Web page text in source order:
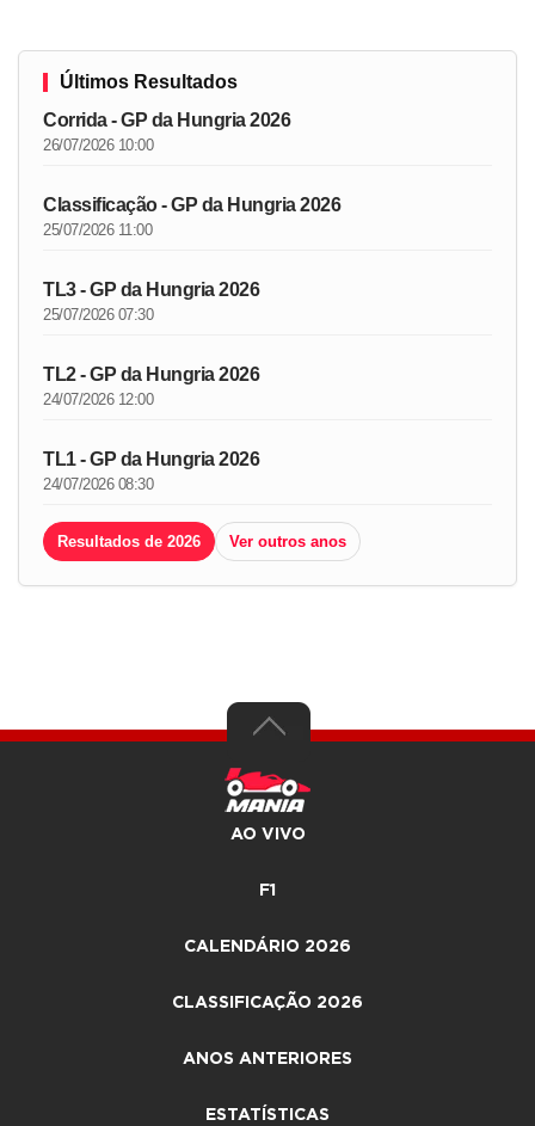
Últimos Resultados
Corrida - GP da Hungria 2026
26/07/2026 10:00
Classificação - GP da Hungria 2026
25/07/2026 11:00
TL3 - GP da Hungria 2026
25/07/2026 07:30
TL2 - GP da Hungria 2026
24/07/2026 12:00
TL1 - GP da Hungria 2026
24/07/2026 08:30
Resultados de 2026 Ver outros anos
AO VIVO
F1
CALENDÁRIO 2026
CLASSIFICAÇÃO 2026
ANOS ANTERIORES
ESTATÍSTICAS